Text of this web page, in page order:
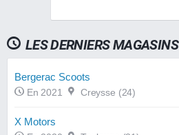
LES DERNIERS MAGASINS
Bergerac Scoots
En 2021 Creysse (24)
X Motors